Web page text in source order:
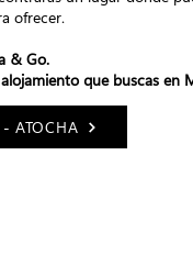
ofrecer.
& Go.
alojamiento que buscas en
- ATOCHA